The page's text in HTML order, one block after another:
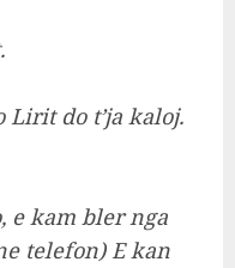
Lirit do t’ja kaloj.
e kam bler nga
telefon) E kan